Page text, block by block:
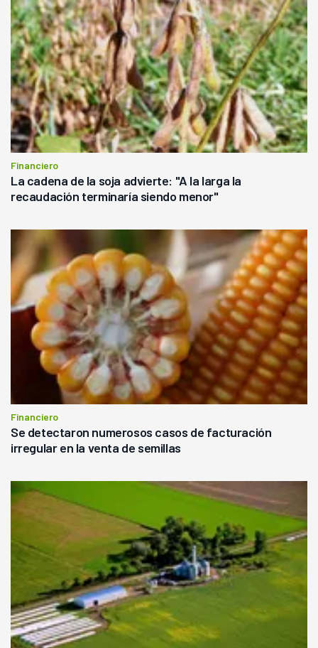
Financiero
La cadena de la soja advierte: "A la larga la
recaudación terminaría siendo menor"
Financiero
Se detectaron numerosos casos de facturación
irregular en la venta de semillas